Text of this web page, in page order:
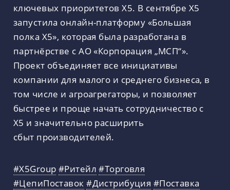
ключевых приоритетов Х5. В сентябре Х5
запустила онлайн-платформу «Большая
полка Х5», которая была разработана в
партнёрстве с АО «Корпорация „МСП“».
Проект объединяет все инициативы
компании для малого и среднего бизнеса, в
том числе и агроагрегаторы, и позволяет
быстрее и проще начать сотрудничество с
Х5 и значительно расширить
сбыт производителей.
#X5Group #Ритейл #Торговля
#ЦепиПоставок #Дистрибуция #Поставка